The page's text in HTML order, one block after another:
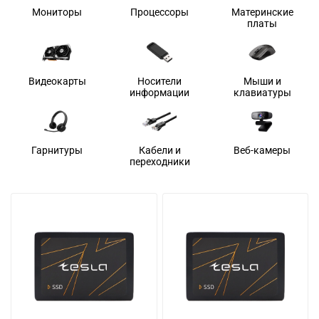
Мониторы Процессоры
Материнские
платы
Видеокарты
Носители
информации
Мыши и
клавиатуры
Гарнитуры
Кабели и
переходники
Веб-камеры